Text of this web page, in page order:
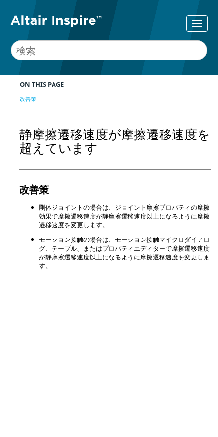
ON THIS PAGE
改善策
静摩擦遷移速度が摩擦遷移速度を
超えています
改善策
剛体ジョイントの場合は、ジョイント摩擦プロパティの摩擦
効果で摩擦遷移速度が静摩擦遷移速度以上になるように摩擦
遷移速度を変更します。
モーション接触の場合は、モーション接触マイクロダイアロ
グ、テーブル、またはプロパティエディターで摩擦遷移速度
が静摩擦遷移速度以上になるように摩擦遷移速度を変更しま
す。